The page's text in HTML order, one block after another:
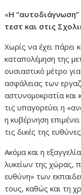
«Η
τεστ και στις
Χωρίς να έχει πάρει
καταπολέμηση της
ουσιαστικό μέτρο
ασφάλειας των
αστυνομοκρατία
τις υπαγορεύει η
η κυβέρνηση
τις δικές της
Ακόμα και η
λυκείων της χώρας,
ευθύνη» των
τους, καθώς και τη